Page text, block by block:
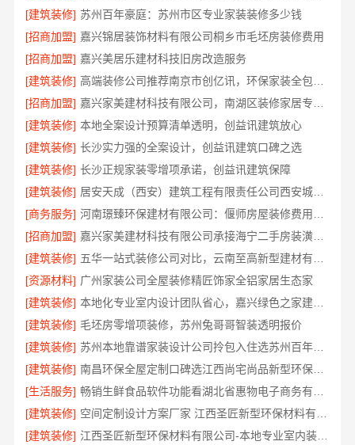
[建筑装修] 苏州百年豪庭：苏州市区专业家装装修多少钱
[招商加盟] 嘉兴锦居装饰材料有限公司桐乡市毛坯房装修费用
[招商加盟] 嘉兴美居乐建材科技旧房改造服务
[建筑装修]
[招商加盟]
[建筑装修] 本地全案设计预算清单透明，创益讯建筑放心
[建筑装修] 长沙实力强的全案设计，创益讯建筑口碑之选
[建筑装修] 长沙正规家装零增项承诺，创益讯建筑保障
[建筑装修]
居安天成（西安）建筑工程有限责任公司西安城区一站式毛坯房施工
[商务服务]
[招商加盟]
嘉兴家美建材科技有限公司承接海宁二手房装潢施工
[建筑装修]
[资源材料] 广州家装公司全屋装修精匠饰家全铝家居生态家
[建筑装修]
本地化专业室内设计团队省心，嘉兴绿色之家建材科技有限公司
[建筑装修] 毛坯房零增项装修，苏州兔哥哥智装透明报价
[建筑装修]
苏州本地靠谱家装设计公司拎包入住选苏州百年豪庭新材料有限公司
[建筑装修]
南昌环保全屋定制口碑选江西尚宅尚品新型环保材料有限公司
[生活服务]
[建筑装修]
[建筑装修]
江西圣匠新型环保材料有限公司-本地专业室内装修核心优势